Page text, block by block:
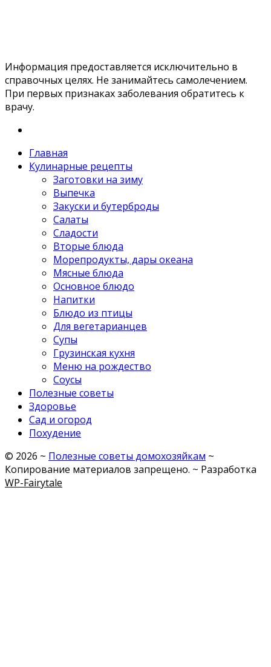
Информация предоставляется исключительно в
справочных целях. Не занимайтесь самолечением.
При первых признаках заболевания обратитесь к
врачу.
Главная
Кулинарные рецепты
Заготовки на зиму
Выпечка
Закуски и бутерброды
Салаты
Сладости
Вторые блюда
Морепродукты, дары океана
Мясные блюда
Основное блюдо
Напитки
Блюдо из птицы
Для вегетарианцев
Супы
Грузинская кухня
Меню на рождество
Соусы
Полезные советы
Здоровье
Сад и огород
Похудение
© 2026 ~ Полезные советы домохозяйкам ~
Копирование материалов запрещено. ~ Разработка
WP-Fairytale